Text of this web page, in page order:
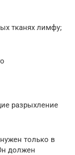
тканях лимфу;
разрыхление
только в
должен